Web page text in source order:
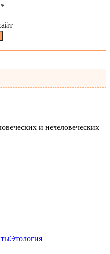
и нечеловеческих
Этология